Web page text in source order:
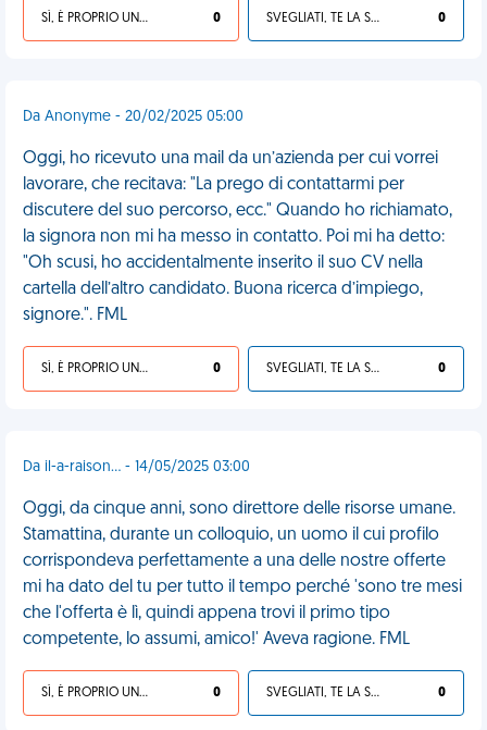
SÌ, È PROPRIO UNA VDM! 0 SVEGLIATI, TE LA SEI CERCATA! 0
Da Anonyme - 20/02/2025 05:00
Oggi, ho ricevuto una mail da un’azienda per cui vorrei
lavorare, che recitava: "La prego di contattarmi per
discutere del suo percorso, ecc." Quando ho richiamato,
la signora non mi ha messo in contatto. Poi mi ha detto:
"Oh scusi, ho accidentalmente inserito il suo CV nella
cartella dell’altro candidato. Buona ricerca d’impiego,
signore.". FML
SÌ, È PROPRIO UNA VDM! 0 SVEGLIATI, TE LA SEI CERCATA! 0
Da il-a-raison... - 14/05/2025 03:00
Oggi, da cinque anni, sono direttore delle risorse umane.
Stamattina, durante un colloquio, un uomo il cui profilo
corrispondeva perfettamente a una delle nostre offerte
mi ha dato del tu per tutto il tempo perché 'sono tre mesi
che l'offerta è lì, quindi appena trovi il primo tipo
competente, lo assumi, amico!' Aveva ragione. FML
SÌ, È PROPRIO UNA VDM! 0 SVEGLIATI, TE LA SEI CERCATA! 0